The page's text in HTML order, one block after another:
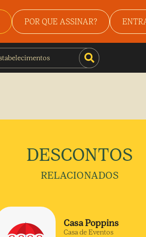
POR QUE ASSINAR?
DESCONTOS
RELACIONADOS
Casa Poppins
Casa de Eventos